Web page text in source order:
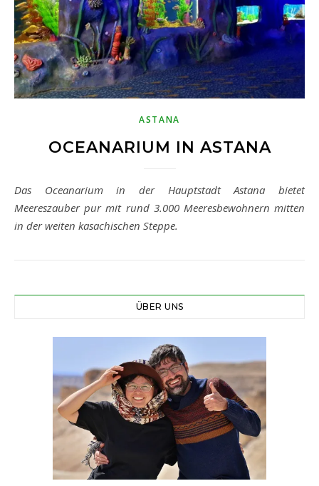
ASTANA
OCEANARIUM IN ASTANA
Das Oceanarium in der Hauptstadt Astana bietet
Meereszauber pur mit rund 3.000 Meeresbewohnern mitten
in der weiten kasachischen Steppe.
ÜBER UNS